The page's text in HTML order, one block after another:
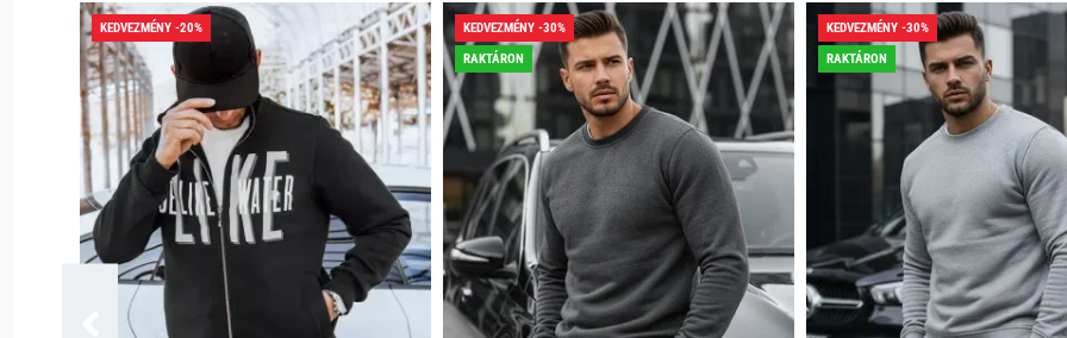
KEDVEZMÉNY -20%
KEDVEZMÉNY -30%
RAKTÁRON
KEDVEZMÉNY -30%
RAKTÁRON